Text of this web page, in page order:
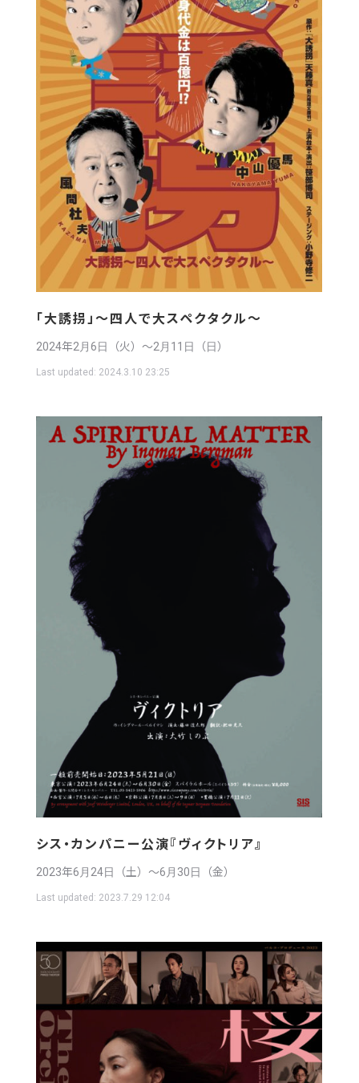
「大誘拐」〜四人で大スペクタクル〜
2024年2月6日（火）〜2月11日（日）
Last updated: 2024.3.10 23:25
シス・カンパニー公演『ヴィクトリア』
2023年6月24日（土）〜6月30日（金）
Last updated: 2023.7.29 12:04